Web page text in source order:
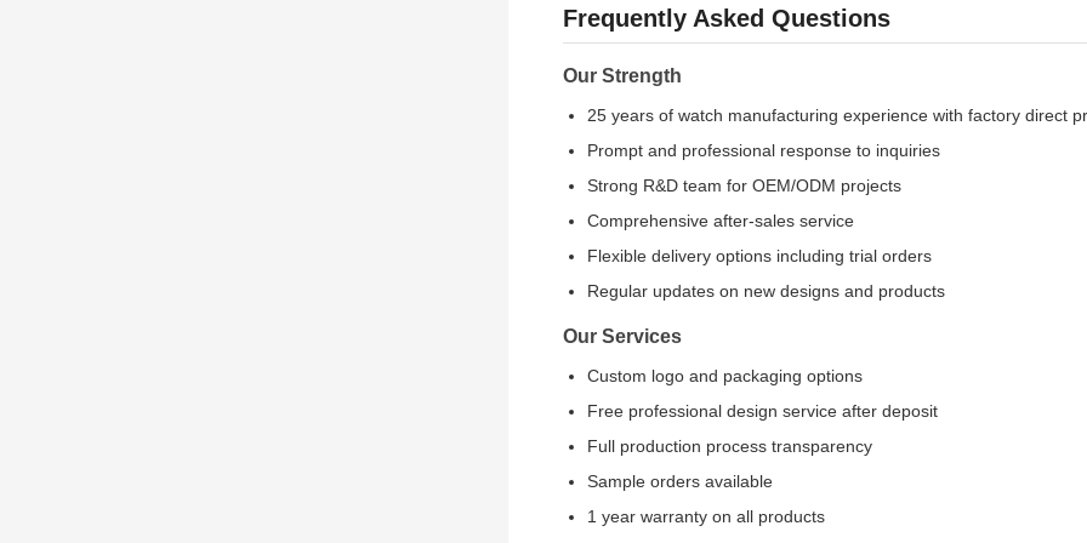
Frequently Asked Questions
Our Strength
25 years of watch manufacturing experience with factory direct
Prompt and professional response to inquiries
Strong R&D team for OEM/ODM projects
Comprehensive after-sales service
Flexible delivery options including trial orders
Regular updates on new designs and products
Our Services
Custom logo and packaging options
Free professional design service after deposit
Full production process transparency
Sample orders available
1 year warranty on all products